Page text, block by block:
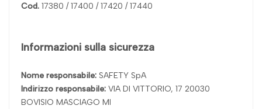
Cod. 17380 / 17400 / 17420 / 17440
Informazioni sulla sicurezza
Nome responsabile: SAFETY SpA
Indirizzo responsabile: VIA DI VITTORIO, 17 20030
BOVISIO MASCIAGO MI